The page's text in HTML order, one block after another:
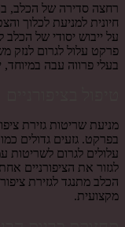
רחצה סדירה של הכלב,
חיונית למניעת לכלוך
על ייבוש יסודי של
פרקט עלול לגרום לנזק
בעלי פרווה עבה
מניעת שריטות גזירת
בפרקט. גזעים גדולים
עלולים לגרום לשריטות
לגזור את הציפורניים
הכלב מתנגד לגזירת
מקצועית.